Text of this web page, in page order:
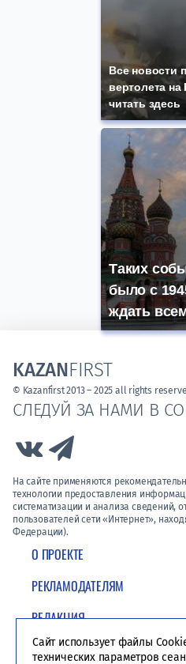
Все новости
вертолета на
читать здесь
Таких
было с
ждать
О ПРОЕКТЕ
РЕКЛАМОДАТЕЛЯМ
РЕДАКЦИЯ
ПОЛИТИКА
СЛЕДУЙ ЗА НАМИ В
Link to Vk
На сайте применяются
технологии предоставления
систематизации и анализа сведений,
пользователей сети «Интернет»,
Федерации).
KAZANFIRST
© Kazanfirst 2013 – 2025 all rights
Сайт использует файлы
технических параметров